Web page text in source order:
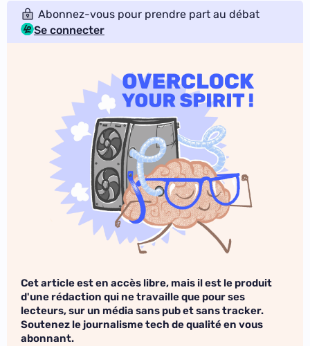
Abonnez-vous pour prendre part au débat
Se connecter
Cet article est en accès libre, mais il est le produit
d'une rédaction qui ne travaille que pour ses
lecteurs, sur un média sans pub et sans tracker.
Soutenez le journalisme tech de qualité en vous
abonnant.